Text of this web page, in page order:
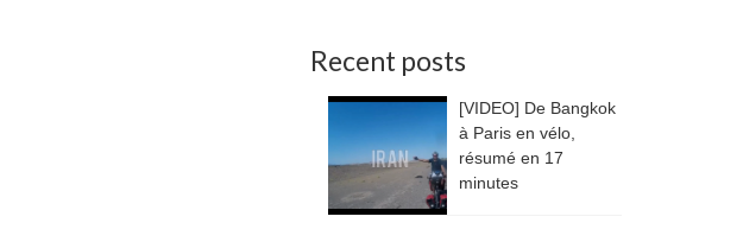
Recent posts
[VIDEO] De Bangkok
à Paris en vélo,
résumé en 17
minutes